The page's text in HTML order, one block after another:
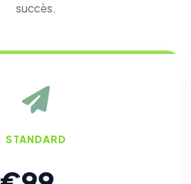
succès.
STANDARD